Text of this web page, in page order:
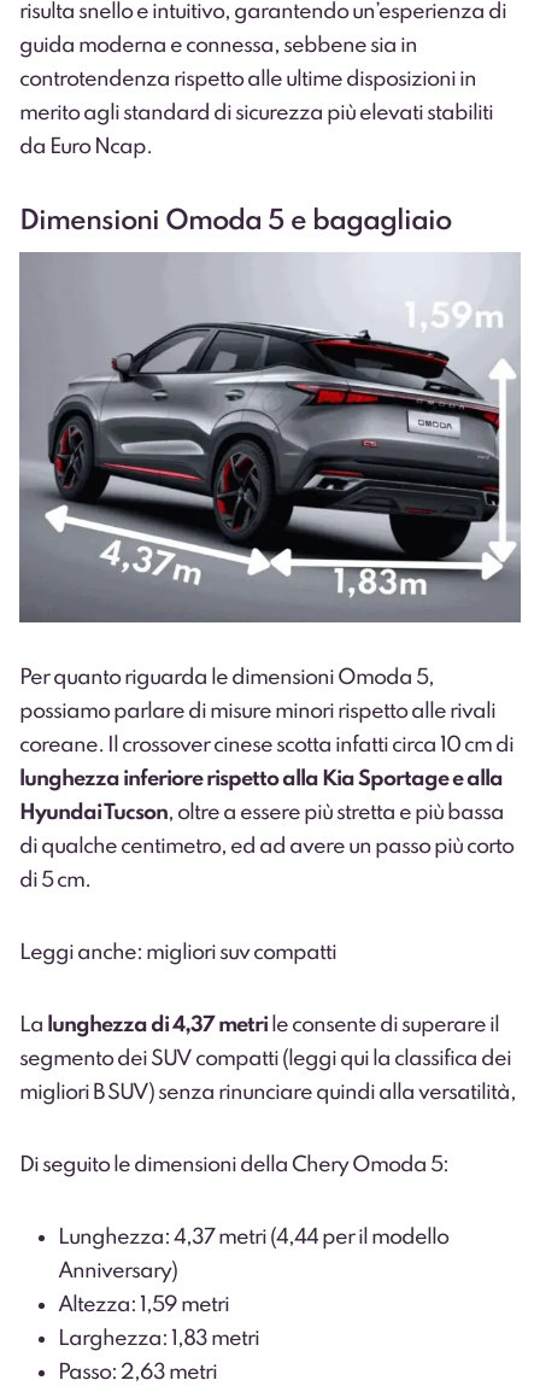
risulta snello e intuitivo, garantendo un’esperienza di
guida moderna e connessa, sebbene sia in
controtendenza rispetto alle ultime disposizioni in
merito agli standard di sicurezza più elevati stabiliti
da Euro Ncap.
Dimensioni Omoda 5 e bagagliaio
Per quanto riguarda le dimensioni Omoda 5,
possiamo parlare di misure minori rispetto alle rivali
coreane. Il crossover cinese scotta infatti circa 10 cm di
lunghezza inferiore rispetto alla Kia Sportage e alla
Hyundai Tucson, oltre a essere più stretta e più bassa
di qualche centimetro, ed ad avere un passo più corto
di 5 cm.
Leggi anche: migliori suv compatti
La lunghezza di 4,37 metri le consente di superare il
segmento dei SUV compatti (leggi qui la classifica dei
migliori B SUV) senza rinunciare quindi alla versatilità,
Di seguito le dimensioni della Chery Omoda 5:
Lunghezza: 4,37 metri (4,44 per il modello
Anniversary)
Altezza: 1,59 metri
Larghezza: 1,83 metri
Passo: 2,63 metri